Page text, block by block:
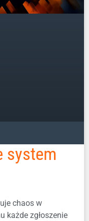
system
chaos w
każde zgłoszenie